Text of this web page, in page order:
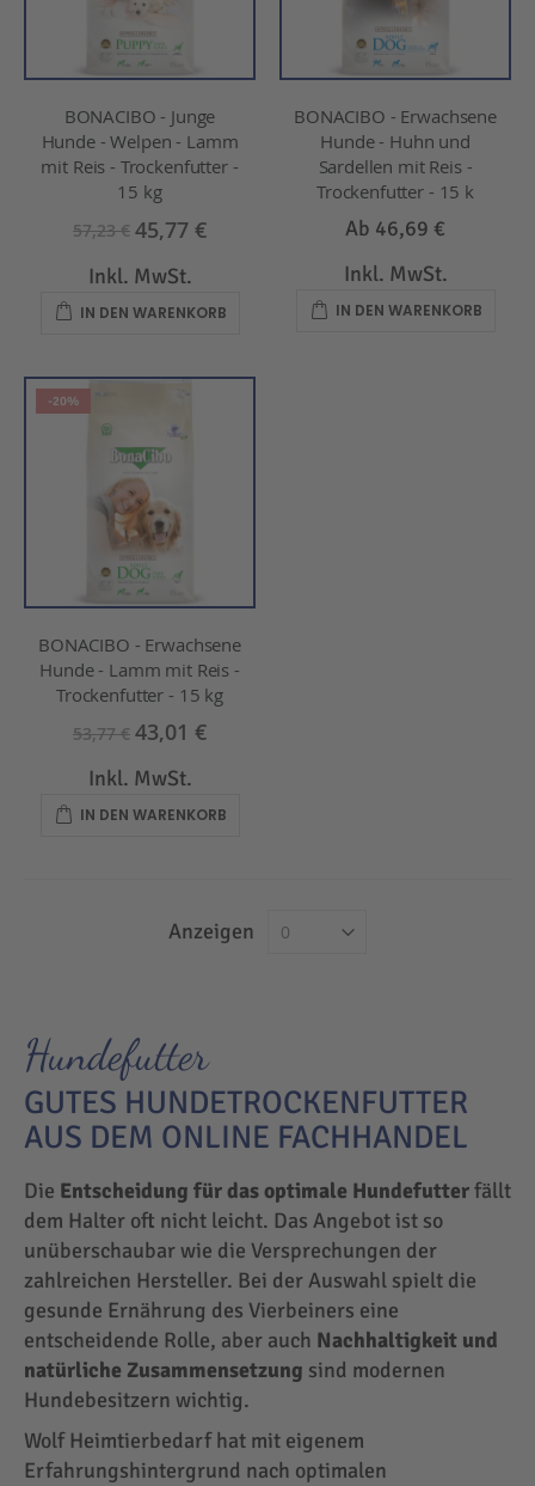
BONACIBO - Junge
Hunde - Welpen - Lamm
mit Reis - Trockenfutter -
15 kg
57,23 € 45,77 €
Inkl. MwSt.
IN DEN WARENKORB
BONACIBO - Erwachsene
Hunde - Huhn und
Sardellen mit Reis -
Trockenfutter - 15 k
Ab 46,69 €
Inkl. MwSt.
IN DEN WARENKORB
-20%
BONACIBO - Erwachsene
Hunde - Lamm mit Reis -
Trockenfutter - 15 kg
53,77 € 43,01 €
Inkl. MwSt.
IN DEN WARENKORB
Anzeigen
Hundefutter
GUTES HUNDETROCKENFUTTER
AUS DEM ONLINE FACHHANDEL
Die Entscheidung für das optimale Hundefutterfällt
dem Halter oft nicht leicht. Das Angebot ist so
unüberschaubar wie die Versprechungen der
zahlreichen Hersteller. Bei der Auswahl spielt die
gesunde Ernährung des Vierbeiners eine
entscheidende Rolle, aber auch Nachhaltigkeit und
natürliche Zusammensetzung sind modernen
Hundebesitzern wichtig.
Wolf Heimtierbedarf hat mit eigenem
Erfahrungshintergrund nach optimalen